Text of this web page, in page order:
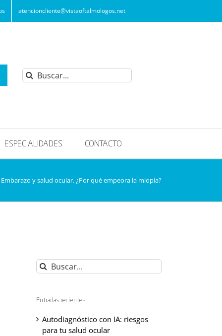
atencioncliente@vistaoftalmologos.net
Buscar:
ESPECIALIDADES CONTACTO
Embarazo y salud ocular. ¿Por qué empeora la miopía?
Buscar:
Entradas recientes
Autodiagnóstico con IA: riesgos
para tu salud ocular